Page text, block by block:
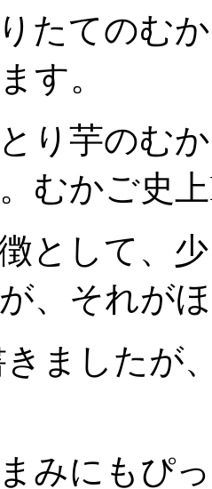
たてのむ
す。
り芋のむ
むかご史
として、
、それが
ましたが
みにもぴ